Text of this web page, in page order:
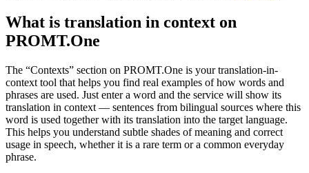
What is translation in context on
PROMT.One
The “Contexts” section on PROMT.One is your translation-in-
context tool that helps you find real examples of how words and
phrases are used. Just enter a word and the service will show its
translation in context — sentences from bilingual sources where this
word is used together with its translation into the target language.
This helps you understand subtle shades of meaning and correct
usage in speech, whether it is a rare term or a common everyday
phrase.